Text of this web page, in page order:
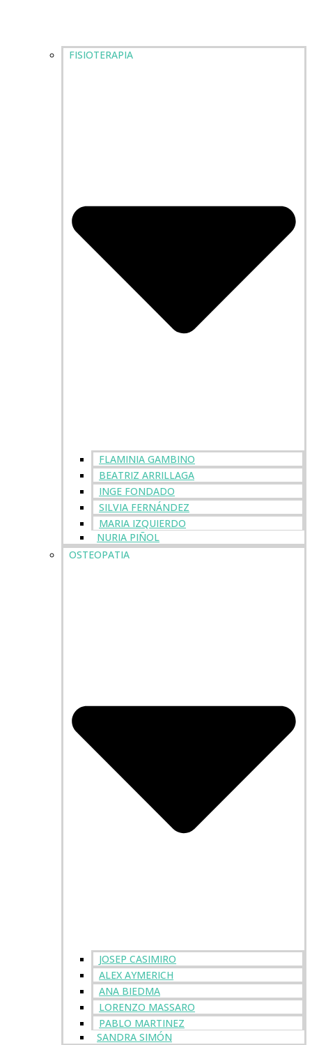
FISIOTERAPIA
FLAMINIA GAMBINO
BEATRIZ ARRILLAGA
INGE FONDADO
SILVIA FERNÁNDEZ
MARIA IZQUIERDO
NURIA PIÑOL
OSTEOPATIA
JOSEP CASIMIRO
ALEX AYMERICH
ANA BIEDMA
LORENZO MASSARO
PABLO MARTINEZ
SANDRA SIMÓN